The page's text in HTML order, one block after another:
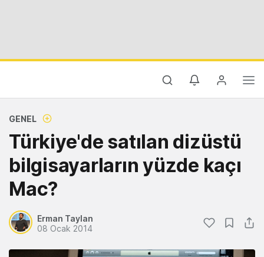
GENEL
Türkiye'de satılan dizüstü
bilgisayarların yüzde kaçı
Mac?
Erman Taylan
08 Ocak 2014